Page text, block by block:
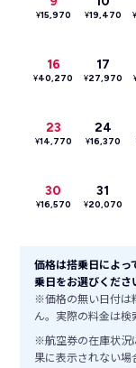
¥15,970 ¥19,470 ¥
16
¥40,270
17
¥27,970
23
¥14,770
24
¥16,370
30
¥16,570
31
¥20,070
価格は搭乗日によっ
乗日をお選びくださ
※価格の無い日付は
ん。実際の料金は検
※航空券の在庫状況
果に表示されない場